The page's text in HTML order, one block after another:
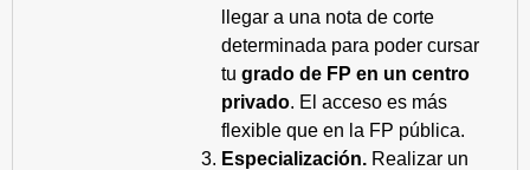
llegar a una nota de corte
determinada para poder cursar
tu grado de FP en un centro
privado. El acceso es más
flexible que en la FP pública.
Especialización. Realizar un